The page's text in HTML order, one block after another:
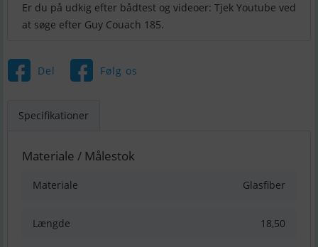
Er du på udkig efter bådtest og videoer: Tjek Youtube ved
Del Følg os
Specifikationer
Materiale / Målestok
Materiale Glasfiber
Længde 18,50